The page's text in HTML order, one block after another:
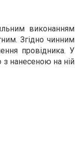
виконанням
Згідно чинним
провідника. У
з нанесеною на ній